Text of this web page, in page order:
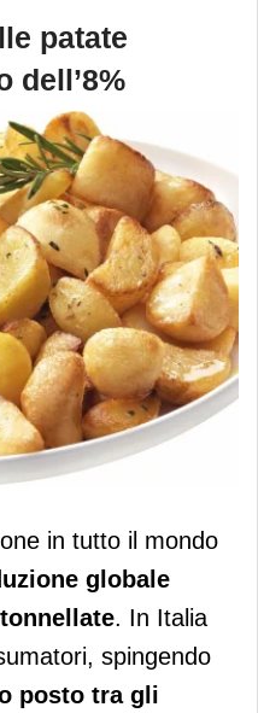
patate
dell’8%
surgelate
in tutto il mondo
globale
. In Italia
spingendo
posto tra gli